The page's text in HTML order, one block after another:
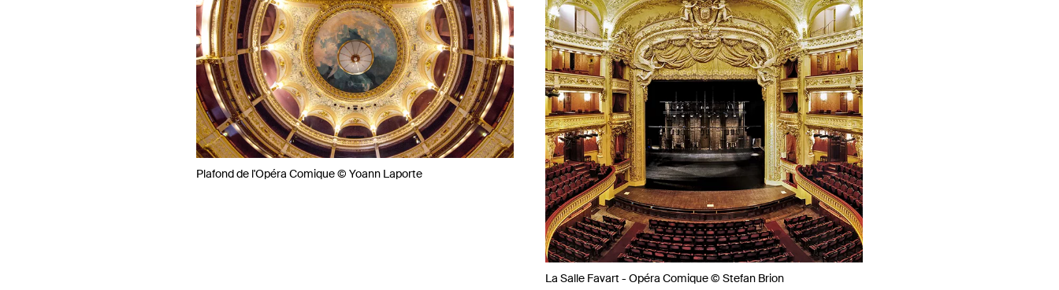
Plafond de l'Opéra Comique © Yoann Laporte
La Salle Favart - Opéra Comique © Stefan Brion